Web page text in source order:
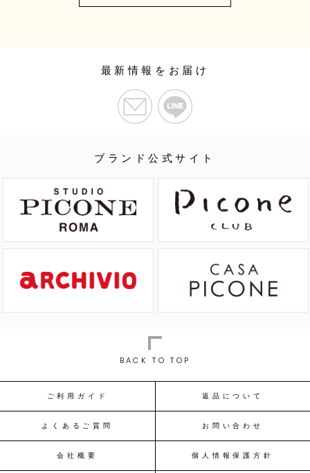
ブランド公式サイト
最新情報をお届け
BACK TO TOP
ご利用ガイド 返品について
よくあるご質問 お問い合わせ
会社概要 個人情報保護方針